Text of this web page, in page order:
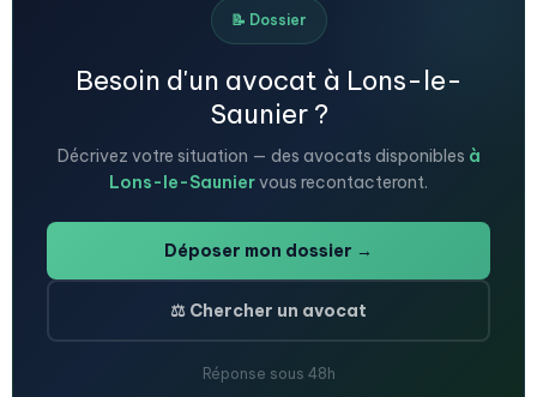
📝 Dossier
Besoin d'un avocat à Lons-le-
Saunier ?
Décrivez votre situation — des avocats disponibles à
Lons-le-Sauniervous recontacteront.
Déposer mon dossier →
⚖️ Chercher un avocat
Réponse sous 48h